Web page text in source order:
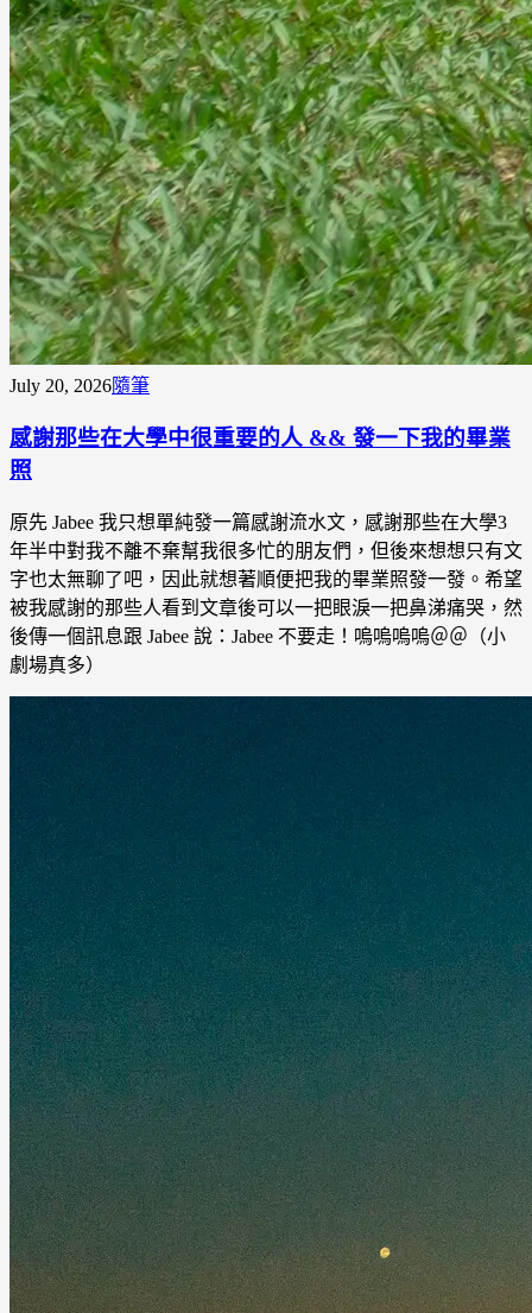
July 20, 2026隨筆
感謝那些在大學中很重要的人 && 發一下我的畢業
照
原先 Jabee 我只想單純發一篇感謝流水文，感謝那些在大學3
年半中對我不離不棄幫我很多忙的朋友們，但後來想想只有文
字也太無聊了吧，因此就想著順便把我的畢業照發一發。希望
被我感謝的那些人看到文章後可以一把眼淚一把鼻涕痛哭，然
後傳一個訊息跟 Jabee 說：Jabee 不要走！嗚嗚嗚嗚＠＠（小
劇場真多）